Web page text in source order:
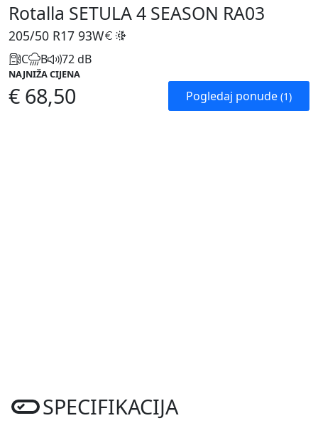
Rotalla SETULA 4 SEASON RA03
205/50 R17 93W
C B 72 dB
NAJNIŽA CIJENA
€ 68,50 Pogledaj ponude (1)
SPECIFIKACIJA